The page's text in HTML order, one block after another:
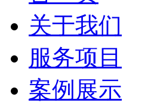
关于我们
服务项目
案例展示